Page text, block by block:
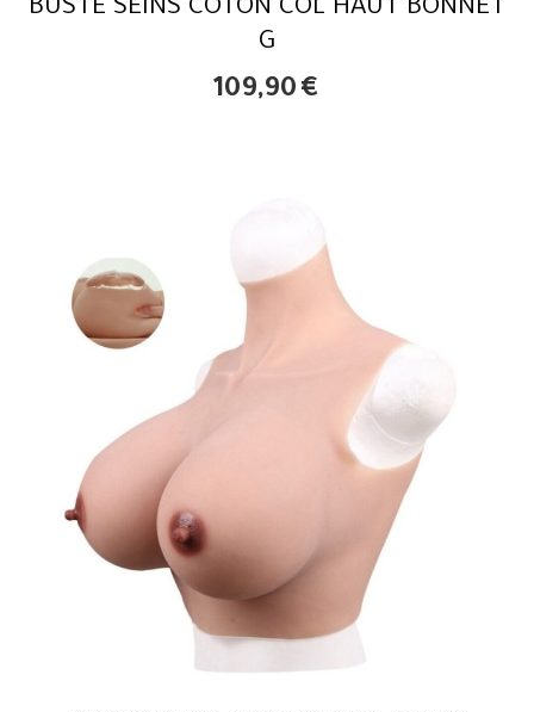
BUSTE SEINS COTON COL HAUT BONNET
G
109,90 €